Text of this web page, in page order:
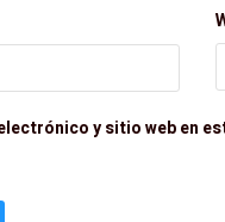
y sitio web en